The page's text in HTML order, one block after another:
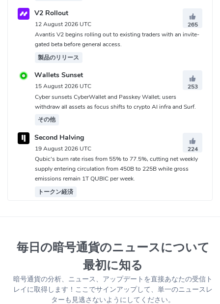
V2 Rollout
12 August 2026 UTC
265
Avantis V2 begins rolling out to existing traders with an invite-
gated beta before general access.
製品のリリース
Wallets Sunset
15 August 2026 UTC
253
Cyber sunsets CyberWallet and Passkey Wallet; users
withdraw all assets as focus shifts to crypto AI infra and Surf.
その他
Second Halving
19 August 2026 UTC
224
Qubic's burn rate rises from 55% to 77.5%, cutting net weekly
supply entering circulation from 450B to 225B while gross
emissions remain 1T QUBIC per week.
トークン経済
毎日の暗号通貨のニュースについて
最初に知る
暗号通貨の分析、ニュース、アップデートを直接あなたの受信ト
レイに取得します！ここでサインアップして、単一のニュースレ
ターも見逃さないようにしてください。